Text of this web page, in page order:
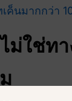
ค็นมากกว่า
ม่ใช่ท